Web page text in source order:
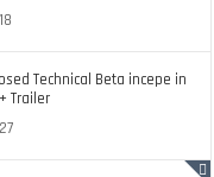
18
Technical Beta incepe in
Trailer
27